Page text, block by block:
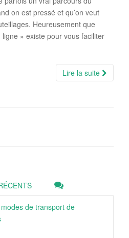
on est pressé et qu’on veut
Heureusement que
ligne » existe pour vous faciliter
Lire la suite
de transport de